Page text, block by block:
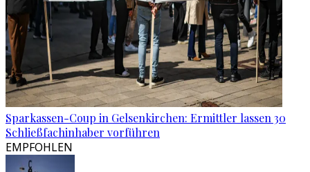
Sparkassen-Coup in Gelsenkirchen: Ermittler lassen 30
Schließfachinhaber vorführen
EMPFOHLEN